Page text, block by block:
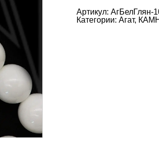
Артикул: АгБелГлян-
Категории: Агат,